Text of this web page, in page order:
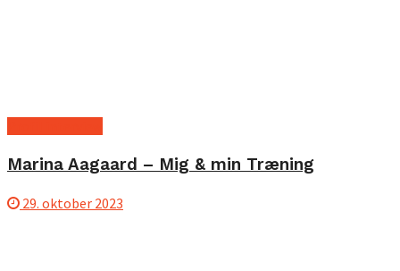
Marina Aagaard – Mig & min Træning
29. oktober 2023